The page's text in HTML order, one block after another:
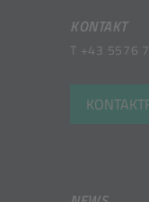
KONTAKT
T +43 5576